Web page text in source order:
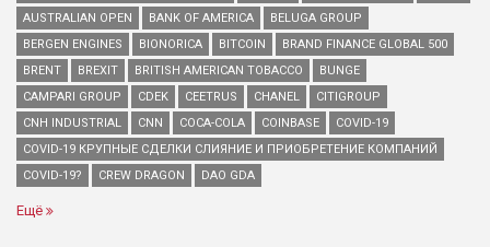
AUSTRALIAN OPEN
BANK OF AMERICA
BELUGA GROUP
BERGEN ENGINES
BIONORICA BITCOIN
BRAND FINANCE GLOBAL 500
BRENT
BREXIT BRITISH AMERICAN TOBACCO
BUNGE
CAMPARI GROUP
CDEK CEETRUS CHANEL
CITIGROUP
CNH INDUSTRIAL
CNN COCA-COLA COINBASE
COVID-19
COVID-19 КРУПНЫЕ СДЕЛКИ СЛИЯНИЕ И ПРИОБРЕТЕНИЕ КОМПАНИЙ
COVID-19?
CREW DRAGON DAO GDA
Ещё